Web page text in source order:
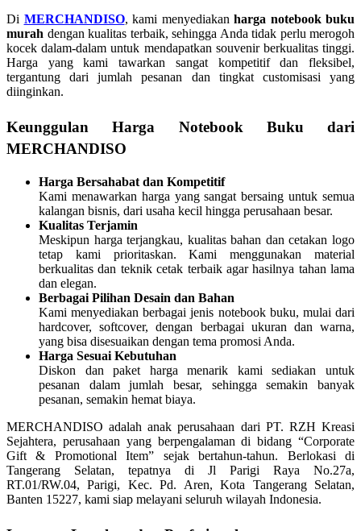
Di MERCHANDISO, kami menyediakan harga notebook buku
murah dengan kualitas terbaik, sehingga Anda tidak perlu merogoh
kocek dalam-dalam untuk mendapatkan souvenir berkualitas tinggi.
Harga yang kami tawarkan sangat kompetitif dan fleksibel,
tergantung dari jumlah pesanan dan tingkat customisasi yang
diinginkan.
Keunggulan Harga Notebook Buku dari
MERCHANDISO
Harga Bersahabat dan Kompetitif
Kami menawarkan harga yang sangat bersaing untuk semua
kalangan bisnis, dari usaha kecil hingga perusahaan besar.
Kualitas Terjamin
Meskipun harga terjangkau, kualitas bahan dan cetakan logo
tetap kami prioritaskan. Kami menggunakan material
berkualitas dan teknik cetak terbaik agar hasilnya tahan lama
dan elegan.
Berbagai Pilihan Desain dan Bahan
Kami menyediakan berbagai jenis notebook buku, mulai dari
hardcover, softcover, dengan berbagai ukuran dan warna,
yang bisa disesuaikan dengan tema promosi Anda.
Harga Sesuai Kebutuhan
Diskon dan paket harga menarik kami sediakan untuk
pesanan dalam jumlah besar, sehingga semakin banyak
pesanan, semakin hemat biaya.
MERCHANDISO adalah anak perusahaan dari PT. RZH Kreasi
Sejahtera, perusahaan yang berpengalaman di bidang “Corporate
Gift & Promotional Item” sejak bertahun-tahun. Berlokasi di
Tangerang Selatan, tepatnya di Jl Parigi Raya No.27a,
RT.01/RW.04, Parigi, Kec. Pd. Aren, Kota Tangerang Selatan,
Banten 15227, kami siap melayani seluruh wilayah Indonesia.